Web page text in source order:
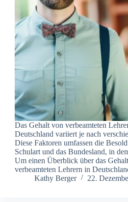
Das Gehalt von verbeamteten
Deutschland variiert je nach
Diese Faktoren umfassen die
Schulart und das Bundesland, in
Um einen Überblick über das
verbeamteten Lehrern in
Kathy Berger
22.